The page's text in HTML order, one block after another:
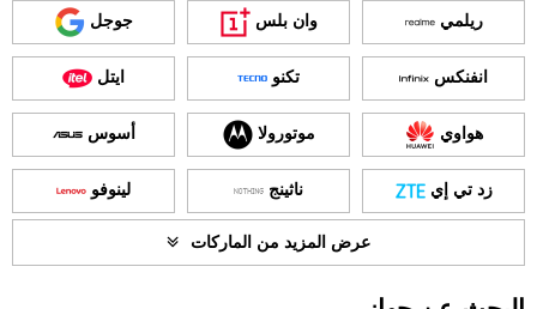
ريلمي وان بلس جوجل
انفنكس تكنو ايتل
هواوي موتورولا أسوس
زد تي إي ناثينج لينوفو
عرض المزيد من الماركات